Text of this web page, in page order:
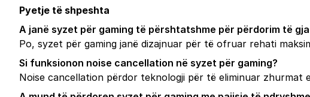
Pyetje të shpeshta
A janë syzet për gaming të përshtatshme për përdorim të
Po, syzet për gaming janë dizajnuar për të ofruar rehati
Si funksionon noise cancellation në syzet për gaming?
Noise cancellation përdor teknologji për të eliminuar zhurmat